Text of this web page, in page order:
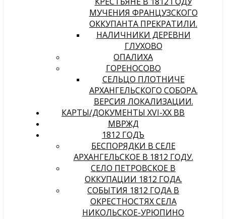
МУЧЕНИЯ ФРАНЦУЗСКОГО
ОККУПАНТА ПРЕКРАТИЛИ.
НАЛИЧНИКИ ДЕРЕВНИ
ГЛУХОВО
ОПАЛИХА
ГОРЕНОСОВО
СЕЛЬЦО ПЛОТНИЧЕ
АРХАНГЕЛЬСКОГО СОБОРА.
ВЕРСИЯ ЛОКАЛИЗАЦИИ.
КАРТЫ/ДОКУМЕНТЫ XVI-XX ВВ
МВРЖД
1812 ГОДЪ
БЕСПОРЯДКИ В СЕЛЕ
АРХАНГЕЛЬСКОЕ В 1812 ГОДУ.
СЕЛО ПЕТРОВСКОЕ В
ОККУПАЦИИ 1812 ГОДА.
СОБЫТИЯ 1812 ГОДА В
ОКРЕСТНОСТЯХ СЕЛА
НИКОЛЬСКОЕ-УРЮПИНО